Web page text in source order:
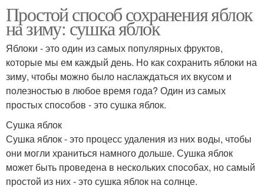
Простой способ сохранения яблок
на зиму: сушка яблок
Яблоки - это один из самых популярных фруктов,
которые мы ем каждый день. Но как сохранить яблоки на
зиму, чтобы можно было наслаждаться их вкусом и
полезностью в любое время года? Один из самых
простых способов - это сушка яблок.
Сушка яблок
Сушка яблок - это процесс удаления из них воды, чтобы
они могли храниться намного дольше. Сушка яблок
может быть проведена в нескольких способах, но самый
простой из них - это сушка яблок на солнце.